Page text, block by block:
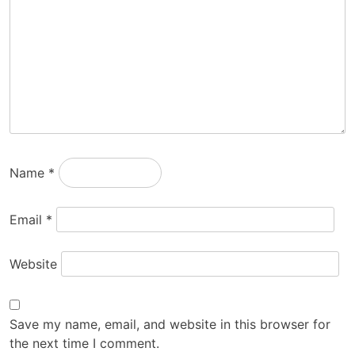
Name *
Email *
Website
Save my name, email, and website in this browser for
the next time I comment.